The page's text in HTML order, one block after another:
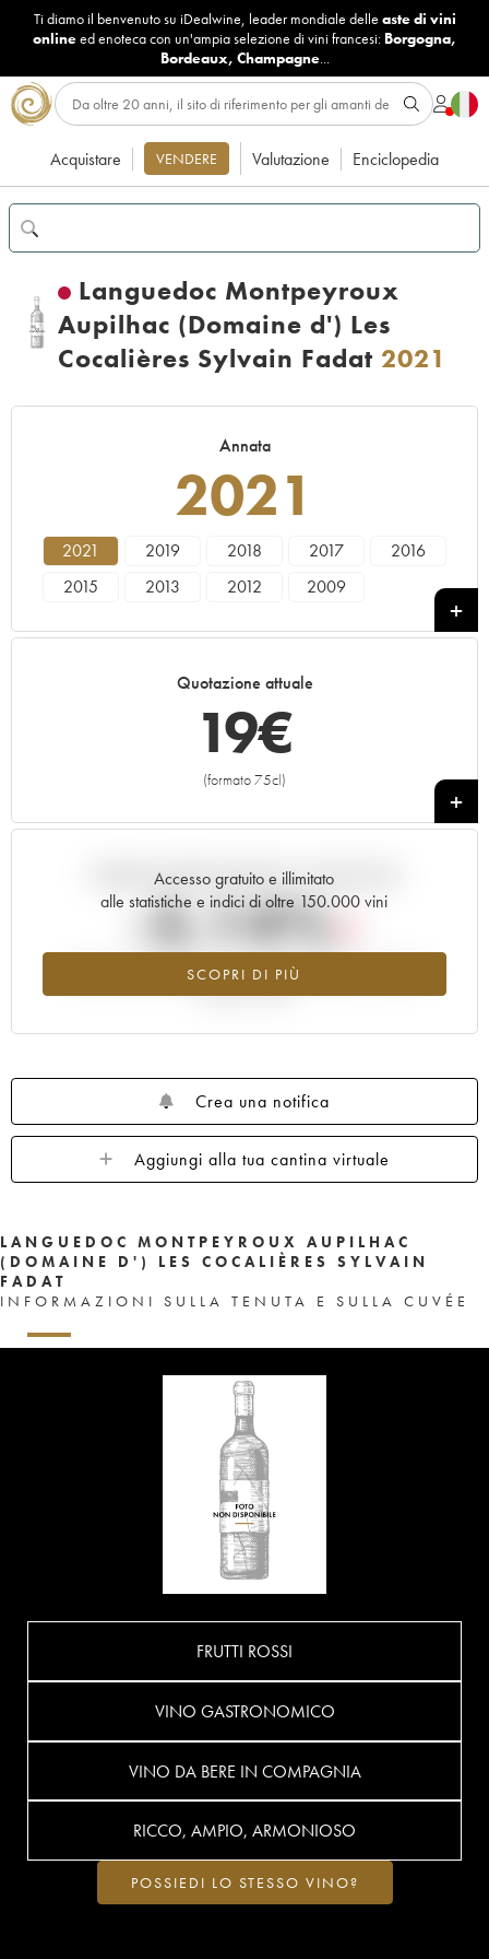
Ti diamo il benvenuto su iDealwine, leader mondiale delle aste di vini
onlineed enoteca con un'ampia selezione di vini francesi: Borgogna,
Bordeaux, Champagne...
Acquistare VENDERE Valutazione Enciclopedia
Languedoc Montpeyroux
Aupilhac (Domaine d') Les
Cocalières Sylvain Fadat 2021
Annata
2021
2021 2019 2018 2017
2016
2015
2013 2012 2009
Quotazione attuale
19€
(formato 75cl)
+
Accesso gratuito e illimitato
alle statistiche e indici di oltre 150.000 vini
SCOPRI DI PIÙ
Andamento della quotazione in tempo reale
-5.14%
Tendenza al ribasso per il valore dell'annata 2021 nel 2026
Crea una notifica
Aggiungi alla tua cantina virtuale
LANGUEDOC MONTPEYROUX AUPILHAC
(DOMAINE D') LES COCALIÈRES SYLVAIN
FADAT
INFORMAZIONI SULLA TENUTA E SULLA CUVÉE
FRUTTI ROSSI
VINO GASTRONOMICO
VINO DA BERE IN COMPAGNIA
RICCO, AMPIO, ARMONIOSO
POSSIEDI LO STESSO VINO?